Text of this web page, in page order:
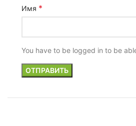
Имя *
You have to be logged in to be